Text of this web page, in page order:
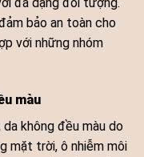
bảo an toàn cho
với những nhóm
màu
không đều màu do
mặt trời, ô nhiễm môi